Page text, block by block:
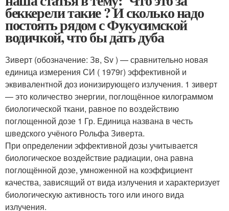
беккерели такие ? И сколько надо
постоять рядом с Фукусимской
водичкой, что бы дать дуба
Зиверт (обозначение: Зв, Sv ) — сравнительно новая
единица измерения СИ ( 1979г) эффективной и
эквивалентной доз ионизирующего излучения. 1 зиверт
— это количество энергии, поглощённое килограммом
биологической ткани, равное по воздействию
поглощенной дозе 1 Гр. Единица названа в честь
шведского учёного Рольфа Зиверта.
При определении эффективной дозы учитывается
биологическое воздействие радиации, она равна
поглощённой дозе, умноженной на коэффициент
качества, зависящий от вида излучения и характеризует
биологическую активность того или иного вида
излучения.